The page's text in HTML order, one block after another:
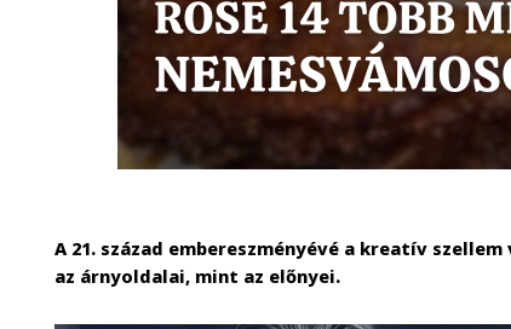
A 21. század embereszményévé a kreatív
az árnyoldalai, mint az előnyei.